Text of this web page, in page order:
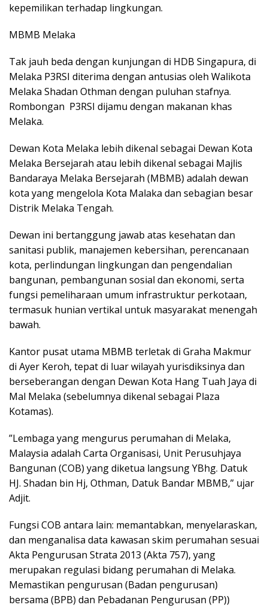
kepemilikan terhadap lingkungan.
MBMB Melaka
Tak jauh beda dengan kunjungan di HDB Singapura, di
Melaka P3RSI diterima dengan antusias oleh Walikota
Melaka Shadan Othman dengan puluhan stafnya.
Rombongan P3RSI dijamu dengan makanan khas
Melaka.
Dewan Kota Melaka lebih dikenal sebagai Dewan Kota
Melaka Bersejarah atau lebih dikenal sebagai Majlis
Bandaraya Melaka Bersejarah (MBMB) adalah dewan
kota yang mengelola Kota Malaka dan sebagian besar
Distrik Melaka Tengah.
Dewan ini bertanggung jawab atas kesehatan dan
sanitasi publik, manajemen kebersihan, perencanaan
kota, perlindungan lingkungan dan pengendalian
bangunan, pembangunan sosial dan ekonomi, serta
fungsi pemeliharaan umum infrastruktur perkotaan,
termasuk hunian vertikal untuk masyarakat menengah
bawah.
Kantor pusat utama MBMB terletak di Graha Makmur
di Ayer Keroh, tepat di luar wilayah yurisdiksinya dan
berseberangan dengan Dewan Kota Hang Tuah Jaya di
Mal Melaka (sebelumnya dikenal sebagai Plaza
Kotamas).
”Lembaga yang mengurus perumahan di Melaka,
Malaysia adalah Carta Organisasi, Unit Perusuhjaya
Bangunan (COB) yang diketua langsung YBhg. Datuk
HJ. Shadan bin Hj, Othman, Datuk Bandar MBMB,” ujar
Adjit.
Fungsi COB antara lain: memantabkan, menyelaraskan,
dan menganalisa data kawasan skim perumahan sesuai
Akta Pengurusan Strata 2013 (Akta 757), yang
merupakan regulasi bidang perumahan di Melaka.
Memastikan pengurusan (Badan pengurusan)
bersama (BPB) dan Pebadanan Pengurusan (PP))